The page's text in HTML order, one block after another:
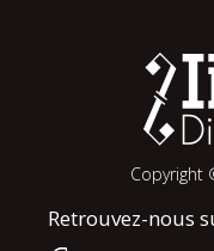
Copyright
Retrouvez-nous